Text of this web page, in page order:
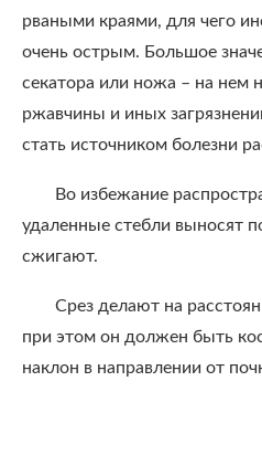
рваными краями, для чего
очень острым. Большое
секатора или ножа – на нем
ржавчины и иных
стать источником болезни
Во избежание
удаленные стебли выносят
сжигают.
Срез делают на
при этом он должен быть
наклон в направлении от